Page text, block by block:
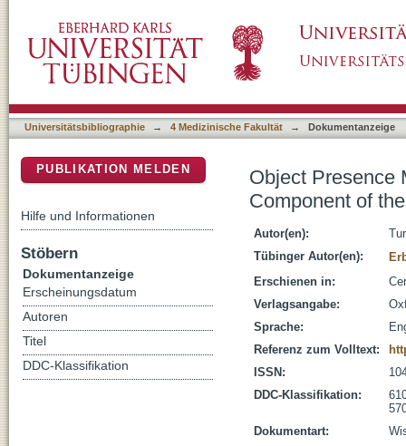
Observation Network
Universitätsbibliographie → 4 Medizinische Fakultät → Dokumentanzeige
Object Presence
Component of
Autor(en):
Tübinger Autor(en):
Erschienen in:
Verlagsangabe:
Sprache:
Referenz zum Volltext:
ISSN:
DDC-Klassifikation:
Dokumentart:
PUBLIKATION MELDEN
Hilfe und Informationen
Stöbern
Dokumentanzeige
Erscheinungsdatum
Autoren
Titel
DDC-Klassifikation